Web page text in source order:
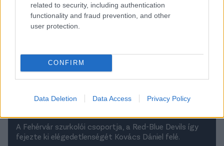
related to security, including authentication
functionality and fraud prevention, and other
user protection.
CONFIRM
Data Deletion Data Access Privacy Policy
Vidi: Molinón kifeszített üzenettel
alázták a szurkolók saját kapusukat -
A Fehérvár szurkolói csoportja, a Red-Blue Devils így
fejezte ki elégedetlenségét Kovács Dániel felé.